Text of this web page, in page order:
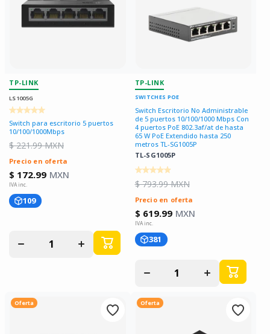
TP-LINK
LS1005G
Switch para escritorio 5 puertos
10/100/1000Mbps
$ 221.99 MXN
Precio en oferta
$ 172.99 MXN
109
cantidad
Aumentar
cantidad
para
TP-LINK
SWITCHES POE
TL-SG1005P
Switch Escritorio No Administrable
de 5 puertos 10/100/1000 Mbps Con
4 puertos PoE 802.3af/at de hasta
65 W PoE Extendido hasta 250
metros TL-SG1005P
$ 793.99 MXN
Precio en oferta
$ 619.99 MXN
381
cantidad
Aumentar
cantidad
para
Oferta Oferta